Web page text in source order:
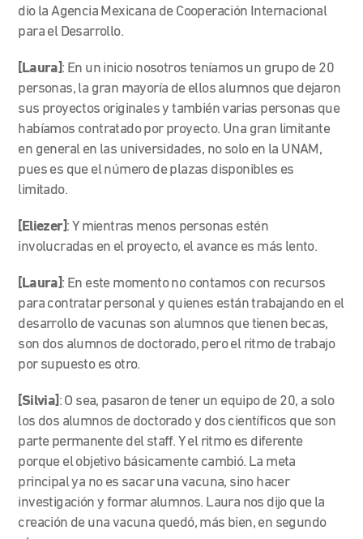
dio la Agencia Mexicana de Cooperación Internacional
para el Desarrollo.
[Laura]: En un inicio nosotros teníamos un grupo de 20
personas, la gran mayoría de ellos alumnos que dejaron
sus proyectos originales y también varias personas que
habíamos contratado por proyecto. Una gran limitante
en general en las universidades, no solo en la UNAM,
pues es que el número de plazas disponibles es
limitado.
[Eliezer]: Y mientras menos personas estén
involucradas en el proyecto, el avance es más lento.
[Laura]: En este momento no contamos con recursos
para contratar personal y quienes están trabajando en el
desarrollo de vacunas son alumnos que tienen becas,
son dos alumnos de doctorado, pero el ritmo de trabajo
por supuesto es otro.
[Silvia] : O sea, pasaron de tener un equipo de 20, a solo
los dos alumnos de doctorado y dos científicos que son
parte permanente del staff. Y el ritmo es diferente
porque el objetivo básicamente cambió. La meta
principal ya no es sacar una vacuna, sino hacer
investigación y formar alumnos. Laura nos dijo que la
creación de una vacuna quedó, más bien, en segundo